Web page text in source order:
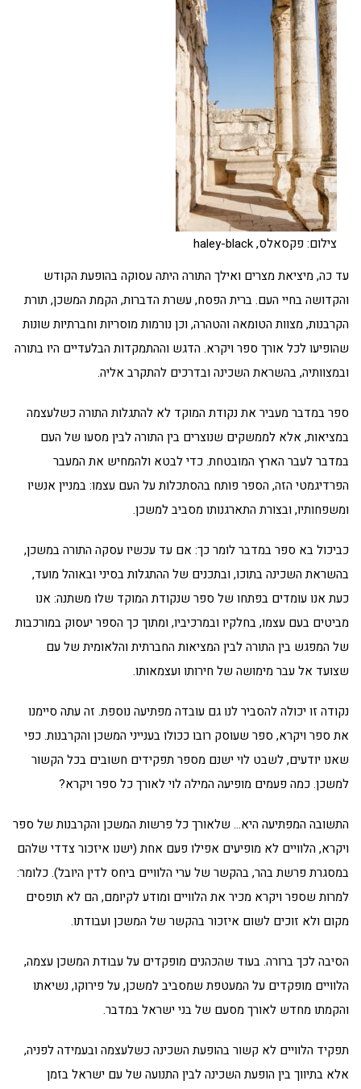
צילום: פקסאלס, haley-black
עד כה, מיציאת מצרים ואילך התורה היתה עסוקה בהופעת הקודש
והקדושה בחיי העם. ברית הפסח, עשרת הדברות, הקמת המשכן, תורת
הקרבנות, מצוות הטומאה והטהרה, וכן נורמות מוסריות וחברתיות שונות
שהופיעו לכל אורך ספר ויקרא. הדגש וההתמקדות הבלעדיים היו בתורה
ובמצוותיה, בהשראת השכינה ובדרכים להתקרב אליה.
ספר במדבר מעביר את נקודת המוקד לא להתגלות התורה כשלעצמה
במציאות, אלא לממשקים שנוצרים בין התורה לבין מסעו של העם
במדבר לעבר הארץ המובטחת. כדי לבטא ולהמחיש את המעבר
הפרדיגמטי הזה, הספר פותח בהסתכלות על העם עצמו: במניין אנשיו
ומשפחותיו, ובצורת התארגנותו מסביב למשכן.
כביכול בא ספר במדבר לומר כך: אם עד עכשיו עסקה התורה במשכן,
בהשראת השכינה בתוכו, ובתכנים של ההתגלות בסיני ובאוהל מועד,
כעת אנו עומדים בפתחו של ספר שנקודת המוקד שלו משתנה: אנו
מביטים בעם עצמו, בחלקיו ובמרכיביו, ומתוך כך הספר יעסוק במורכבות
של המפגש בין התורה לבין המציאות החברתית והלאומית של עם
שצועד אל עבר מימושה של חירותו ועצמאותו.
נקודה זו יכולה להסביר לנו גם עובדה מפתיעה נוספת. זה עתה סיימנו
את ספר ויקרא, ספר שעוסק רובו ככולו בענייני המשכן והקרבנות. כפי
שאנו יודעים, לשבט לוי ישנם מספר תפקידים חשובים בכל הקשור
למשכן. כמה פעמים מופיעה המילה לוי לאורך כל ספר ויקרא?
התשובה המפתיעה היא… שלאורך כל פרשות המשכן והקרבנות של ספר
ויקרא, הלוויים לא מופיעים אפילו פעם אחת (ישנו איזכור צדדי שלהם
במסגרת פרשת בהר, בהקשר של ערי הלוויים ביחס לדין היובל). כלומר:
למרות שספר ויקרא מכיר את הלוויים ומודע לקיומם, הם לא תופסים
מקום ולא זוכים לשום איזכור בהקשר של המשכן ועבודתו.
הסיבה לכך ברורה. בעוד שהכהנים מופקדים על עבודת המשכן עצמה,
הלוויים מופקדים על המעטפת שמסביב למשכן, על פירוקו, נשיאתו
והקמתו מחדש לאורך מסעם של בני ישראל במדבר.
תפקיד הלוויים לא קשור בהופעת השכינה כשלעצמה ובעמידה לפניה,
אלא בתיווך בין הופעת השכינה לבין התנועה של עם ישראל בזמן